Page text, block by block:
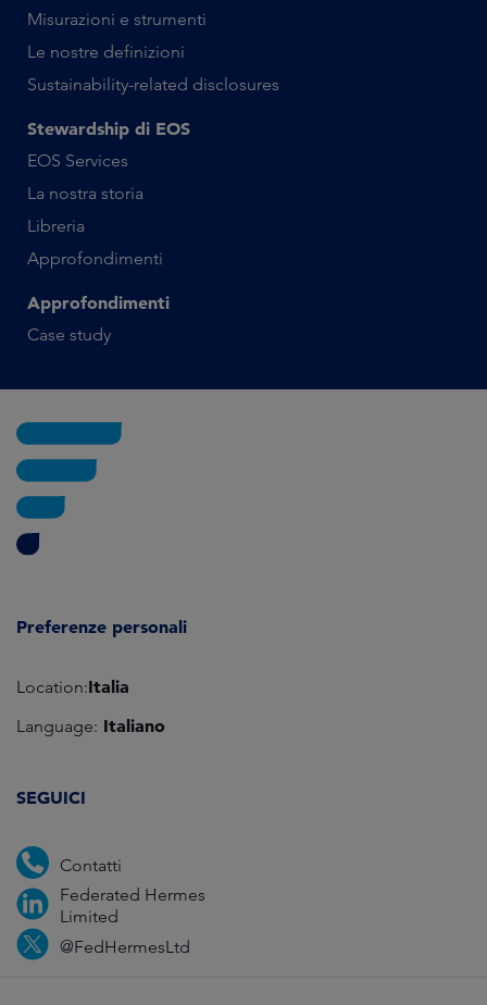
Misurazioni e strumenti
Le nostre definizioni
Sustainability-related disclosures
Stewardship di EOS
EOS Services
La nostra storia
Libreria
Approfondimenti
Approfondimenti
Case study
Preferenze personali
Location:Italia
Language: Italiano
SEGUICI
Contatti
Federated Hermes
Limited
@FedHermesLtd